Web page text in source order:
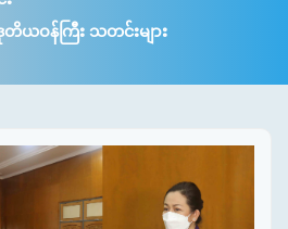
တိယဝန်ကြီး သတင်းများ